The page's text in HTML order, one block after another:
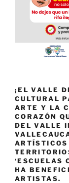
¡EL VALLE
CULTURAL
ARTE Y LA
CORAZÓN
DEL VALLE
ARTÍSTICOS
‘ESCUELAS
HA
ARTISTAS.